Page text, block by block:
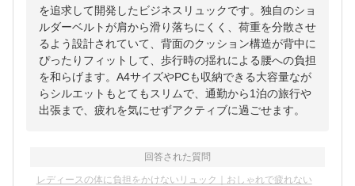
を追求して開発したビジネスリュックです。独自のショ
ルダーベルトが肩から滑り落ちにくく、荷重を分散させ
るよう設計されていて、背面のクッション構造が背中に
ぴったりフィットして、歩行時の揺れによる腰への負担
を和らげます。A4サイズやPCも収納できる大容量なが
らシルエットもとてもスリムで、通勤から1泊の旅行や
出張まで、疲れを気にせずアクティブに過ごせます。
回答された質問
レディースの体に負担をかけないリュック｜おしゃれで疲れない